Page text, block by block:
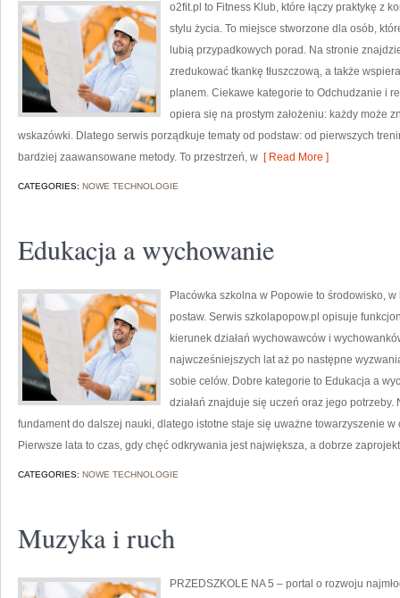
o2fit.pl to Fitness Klub, które łączy praktykę z
stylu życia. To miejsce stworzone dla osób,
lubią przypadkowych porad. Na stronie
zredukować tkankę tłuszczową, a także
planem. Ciekawe kategorie to Odchudzanie i
opiera się na prostym założeniu: każdy może
wskazówki. Dlatego serwis porządkuje tematy od podstaw: od pierwszych
bardziej zaawansowane metody. To przestrzeń, w [ Read More ]
CATEGORIES: NOWE TECHNOLOGIE
Edukacja a wychowanie
Placówka szkolna w Popowie to środowisko,
postaw. Serwis szkolapopow.pl opisuje
kierunek działań wychowawców i
najwcześniejszych lat aż po następne
sobie celów. Dobre kategorie to Edukacja a
działań znajduje się uczeń oraz jego
fundament do dalszej nauki, dlatego istotne staje się uważne towarzyszenie w
Pierwsze lata to czas, gdy chęć odkrywania jest największa, a dobrze
CATEGORIES: NOWE TECHNOLOGIE
Muzyka i ruch
PRZEDSZKOLE NA 5 – portal o rozwoju